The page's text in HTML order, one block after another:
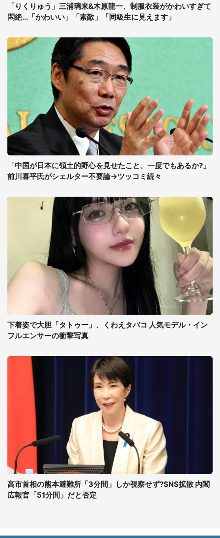
「りくりゅう」三浦璃来&木原龍一、制服衣装がかわいすぎて
悶絶...「かわいい」「素敵」「同級生に見えます」
「中国が日本に領土的野心を見せたこと、一度でもあるか?」
前川喜平氏がシェルター不要論→ツッコミ続々
下着姿で大胆「タトゥー」、くわえタバコ 人気モデル・イン
フルエンサーの衝撃写真
高市首相の熊本避難所「3分間」しか視察せず?SNS拡散 内閣
広報官「51分間」だと否定